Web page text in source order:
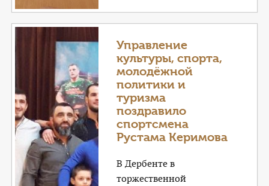
Управление
культуры, спорта,
молодёжной
политики и
туризма
поздравило
спортсмена
Рустама Керимова
В Дербенте в
торжественной